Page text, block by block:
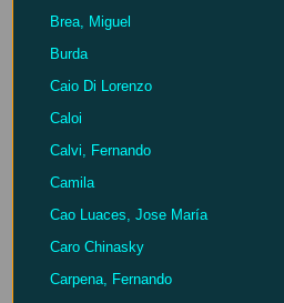
Brea, Miguel
Burda
Caio Di Lorenzo
Caloi
Calvi, Fernando
Camila
Cao Luaces, Jose María
Caro Chinasky
Carpena, Fernando